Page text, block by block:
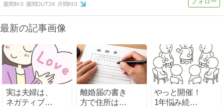
週間IN:0 週間OUT:24 月間IN:0
最新の記事画像
実は夫婦は、
ネガティブ妻
離婚届の書き
方で住所はど
やっと開催！
1年悩み続け